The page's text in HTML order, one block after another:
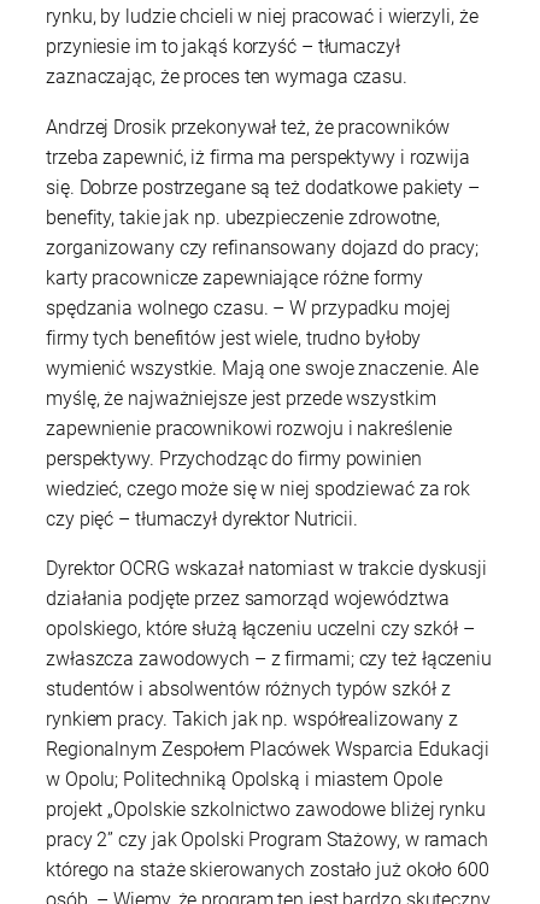
rynku, by ludzie chcieli w niej pracować i wierzyli, że
przyniesie im to jakąś korzyść – tłumaczył
zaznaczając, że proces ten wymaga czasu.
Andrzej Drosik przekonywał też, że pracowników
trzeba zapewnić, iż firma ma perspektywy i rozwija
się. Dobrze postrzegane są też dodatkowe pakiety –
benefity, takie jak np. ubezpieczenie zdrowotne,
zorganizowany czy refinansowany dojazd do pracy;
karty pracownicze zapewniające różne formy
spędzania wolnego czasu. – W przypadku mojej
firmy tych benefitów jest wiele, trudno byłoby
wymienić wszystkie. Mają one swoje znaczenie. Ale
myślę, że najważniejsze jest przede wszystkim
zapewnienie pracownikowi rozwoju i nakreślenie
perspektywy. Przychodząc do firmy powinien
wiedzieć, czego może się w niej spodziewać za rok
czy pięć – tłumaczył dyrektor Nutricii.
Dyrektor OCRG wskazał natomiast w trakcie dyskusji
działania podjęte przez samorząd województwa
opolskiego, które służą łączeniu uczelni czy szkół –
zwłaszcza zawodowych – z firmami; czy też łączeniu
studentów i absolwentów różnych typów szkół z
rynkiem pracy. Takich jak np. współrealizowany z
Regionalnym Zespołem Placówek Wsparcia Edukacji
w Opolu; Politechniką Opolską i miastem Opole
projekt „Opolskie szkolnictwo zawodowe bliżej rynku
pracy 2” czy jak Opolski Program Stażowy, w ramach
którego na staże skierowanych zostało już około 600